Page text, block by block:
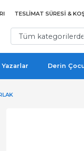
TESLIMAT SÜRESI &
Yazarlar Derin